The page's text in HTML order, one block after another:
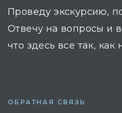
Проведу экскурсию,
Отвечу на вопросы и
что здесь все так, как
ОБРАТНАЯ СВЯЗЬ